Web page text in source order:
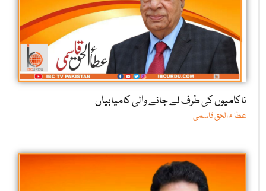
ناکامیوں کی طرف لے جانے والی کامیابیاں
عطا ء الحق قاسمی